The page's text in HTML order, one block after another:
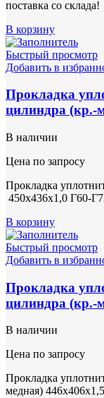
поставка со склада!
В корзину
Быстрый просмотр
Добавить в
Прокладка
цилиндра (кр.-
В наличии
Цена по запросу
Прокладка
450х436х1,0 Г60-
В корзину
Быстрый просмотр
Добавить в
Прокладка
цилиндра (кр.-
В наличии
Цена по запросу
Прокладка
медная)